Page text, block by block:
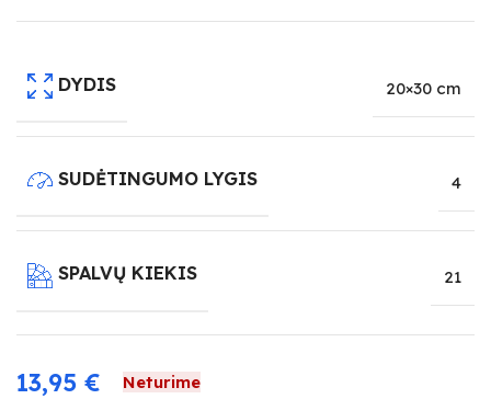
DYDIS 20×30 cm
SUDĖTINGUMO LYGIS 4
SPALVŲ KIEKIS 21
13,95 € Neturime